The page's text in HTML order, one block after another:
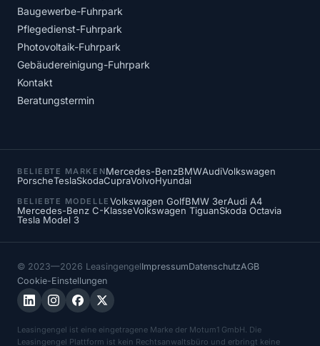
Baugewerbe-Fuhrpark
Pflegedienst-Fuhrpark
Photovoltaik-Fuhrpark
Gebäudereinigung-Fuhrpark
Kontakt
Beratungstermin
BELIEBTE MARKENMercedes-BenzBMWAudiVolkswagen
PorscheTeslaSkodaCupraVolvoHyundai
BELIEBTE MODELLE Volkswagen GolfBMW 3erAudi A4
Mercedes-Benz C-KlasseVolkswagen TiguanSkoda Octavia
Tesla Model 3
© 2023—2026 LeasingengelImpressumDatenschutzAGB
Cookie-Einstellungen
Leasingengel ist eine eingetragene Marke der Motum1 GmbH. Die
Leasingengel Plattform ist kein Rechtsanwaltsbüro und erbringt keine